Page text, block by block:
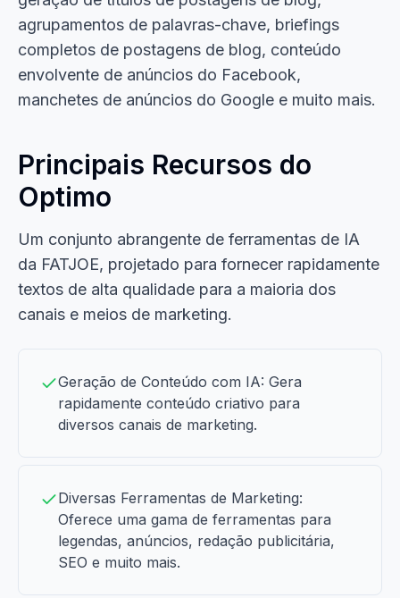
agrupamentos de palavras-chave, briefings
completos de postagens de blog, conteúdo
envolvente de anúncios do Facebook,
manchetes de anúncios do Google e muito mais.
Principais Recursos do
Optimo
Um conjunto abrangente de ferramentas de IA
da FATJOE, projetado para fornecer rapidamente
textos de alta qualidade para a maioria dos
canais e meios de marketing.
Geração de Conteúdo com IA: Gera
rapidamente conteúdo criativo para
diversos canais de marketing.
Diversas Ferramentas de Marketing:
Oferece uma gama de ferramentas para
legendas, anúncios, redação publicitária,
SEO e muito mais.